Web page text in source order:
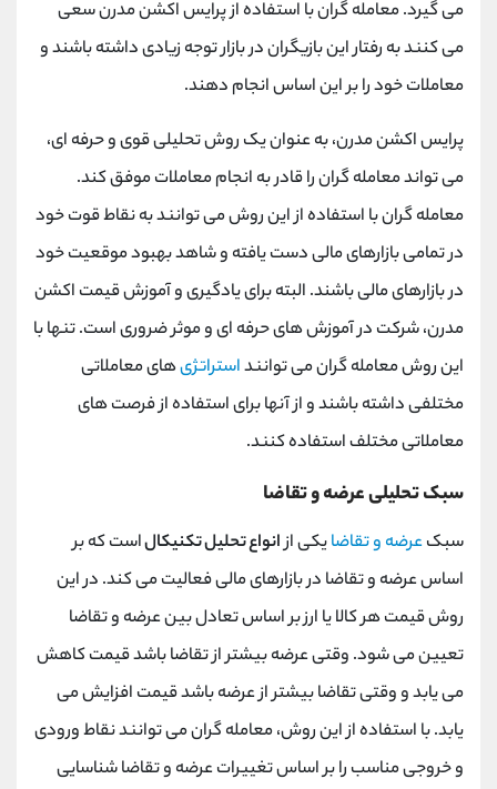
می گیرد. معامله گران با استفاده از پرایس اکشن مدرن سعی
می کنند به رفتار این بازیگران در بازار توجه زیادی داشته باشند و
معاملات خود را بر این اساس انجام دهند.
پرایس اکشن مدرن، به عنوان یک روش تحلیلی قوی و حرفه ای،
می تواند معامله گران را قادر به انجام معاملات موفق کند.
معامله گران با استفاده از این روش می توانند به نقاط قوت خود
در تمامی بازارهای مالی دست یافته و شاهد بهبود موقعیت خود
در بازارهای مالی باشند. البته برای یادگیری و آموزش قیمت اکشن
مدرن، شرکت در آموزش های حرفه ای و موثر ضروری است. تنها با
این روش معامله گران می تواننداستراتژیهای معاملاتی
مختلفی داشته باشند و از آنها برای استفاده از فرصت های
معاملاتی مختلف استفاده کنند.
سبک تحلیلی عرضه و تقاضا
سبکعرضه و تقاضایکی ازانواع تحلیل تکنیکالاست که بر
اساس عرضه و تقاضا در بازارهای مالی فعالیت می کند. در این
روش قیمت هر کالا یا ارز بر اساس تعادل بین عرضه و تقاضا
تعیین می شود. وقتی عرضه بیشتر از تقاضا باشد قیمت کاهش
می یابد و وقتی تقاضا بیشتر از عرضه باشد قیمت افزایش می
یابد. با استفاده از این روش، معامله گران می توانند نقاط ورودی
و خروجی مناسب را بر اساس تغییرات عرضه و تقاضا شناسایی